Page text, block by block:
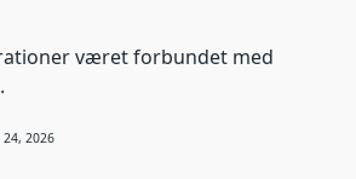
været forbundet med
24, 2026